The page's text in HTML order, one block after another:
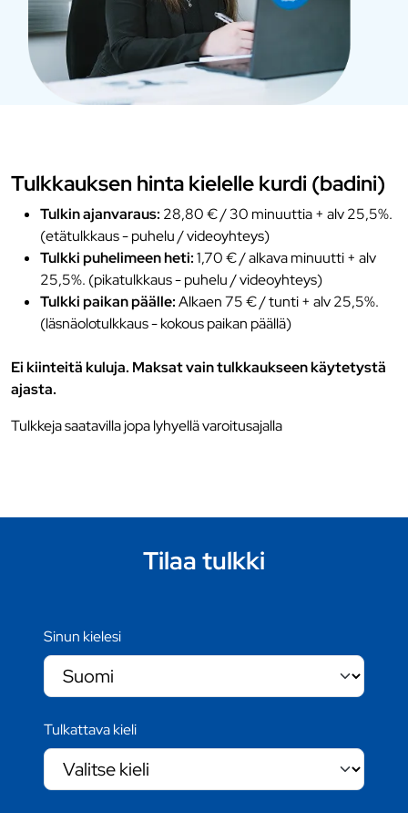
Tulkkauksen hinta kielelle kurdi (badini)
Tulkin ajanvaraus: 28,80 € / 30 minuuttia + alv 25,5%.
(etätulkkaus - puhelu / videoyhteys)
Tulkki puhelimeen heti:1,70 € / alkava minuutti + alv
25,5%. (pikatulkkaus - puhelu / videoyhteys)
Tulkki paikan päälle:Alkaen 75 € / tunti + alv 25,5%.
(läsnäolotulkkaus - kokous paikan päällä)
Ei kiinteitä kuluja. Maksat vain tulkkaukseen käytetystä
ajasta.
Tulkkeja saatavilla jopa lyhyellä varoitusajalla
Tilaa tulkki
Sinun kielesi
Tulkattava kieli